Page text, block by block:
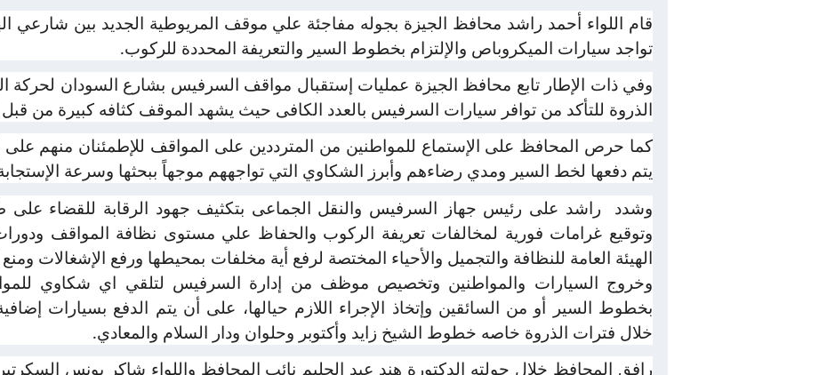
قام اللواء أحمد راشد محافظ الجيزة بجوله مفاجئة علي موقف المريوطية الجديد بين شارعي
تواجد سيارات الميكروباص والإلتزام بخطوط السير والتعريفة المحددة للركوب.
وفي ذات الإطار تابع محافظ الجيزة عمليات إستقبال مواقف السرفيس بشارع السودان لحركة
الذروة للتأكد من توافر سيارات السرفيس بالعدد الكافى حيث يشهد الموقف كثافه كبيرة من قبل
كما حرص المحافظ على الإستماع للمواطنين من المترددين على المواقف للإطمئنان منهم على
يتم دفعها لخط السير ومدي رضاءهم وأبرز الشكاوي التي تواجههم موجهاً ببحثها وسرعة
وشدد
راشد على رئيس جهاز السرفيس والنقل الجماعى بتكثيف جهود الرقابة للقضاء
وتوقيع غرامات فورية لمخالفات تعريفة الركوب والحفاظ علي مستوى نظافة المواقف
الهيئة العامة للنظافة والتجميل والأحياء المختصة لرفع أية مخلفات بمحيطها ورفع الإشغالات
وخروج السيارات والمواطنين وتخصيص موظف من إدارة السرفيس لتلقي اي شكاوي
بخطوط السير أو من السائقين وإتخاذ الإجراء اللازم حيالها، على أن يتم الدفع بسيارات
خلال فترات الذروة خاصه خطوط الشيخ زايد وأكتوبر وحلوان ودار السلام والمعادي.
رافق المحافظ خلال جولته الدكتورة هند عبد الحليم نائب المحافظ واللواء شاكر يونس